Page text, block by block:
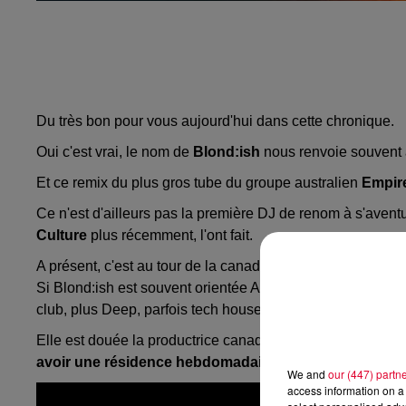
Du très bon pour vous aujourd'hui dans cette chronique.
Oui c'est vrai, le nom de Blond:ish nous renvoie
Et ce remix du plus gros tube du groupe australien
Ce n'est d'ailleurs pas la première DJ de renom à
Culture plus récemment, l'ont fait.
A présent, c'est au tour de la canadienne de s'y coller en
Si Blond:ish est souvent orientée Afro House ces
club, plus Deep, parfois tech house.
Elle est douée la productrice canadienne qui a été l'une
avoir une résidence hebdomadaire au célèbre Pacha
We and our (447)
access information on